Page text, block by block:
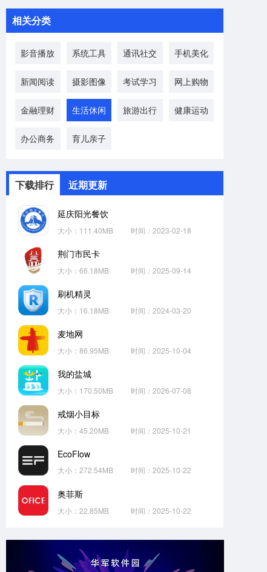
相关分类
影音播放 系统工具 通讯社交 手机美化
新闻阅读 摄影图像 考试学习 网上购物
金融理财 生活休闲 旅游出行 健康运动
办公商务 育儿亲子
下载排行 近期更新
延庆阳光餐饮
大小：111.40MB 时间：2023-02-18
荆门市民卡
大小：66.18MB 时间：2025-09-14
刷机精灵
大小：16.18MB 时间：2024-03-20
麦地网
大小：86.95MB 时间：2025-10-04
我的盐城
大小：170.50MB 时间：2026-07-08
戒烟小目标
大小：45.20MB 时间：2025-10-21
EcoFlow
大小：272.54MB 时间：2025-10-22
奥菲斯
大小：22.85MB 时间：2025-10-22